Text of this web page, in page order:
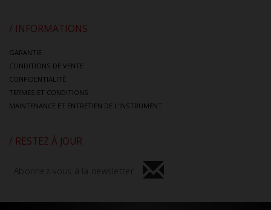
/ INFORMATIONS
GARANTIE
CONDITIONS DE VENTE
CONFIDENTIALITÈ
TERMES ET CONDITIONS
MAINTENANCE ET ENTRETIEN DE L’INSTRUMENT
/ RESTEZ À JOUR
Abonnez-vous à la newsletter